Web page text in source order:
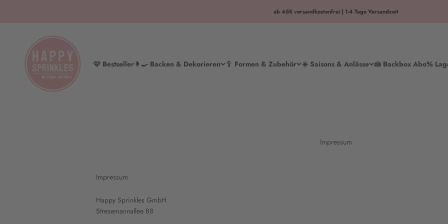
ab 45€ versandkostenfrei | 1-4 Tage Versandzeit
🩷 Bestseller👩‍🍳 Backen & Dekorieren 🥄 Formen & Zubehör ☀️ Saisons & Anlässe 🍰 Backbox Abo%
HAPPY SPRINKLES | D2C
Impressum
Impressum
Happy Sprinkles GmbH
Stresemannallee 88